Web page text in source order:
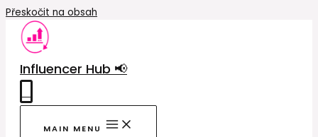
Přeskočit na obsah
Influencer Hub 📢
MAIN MENU